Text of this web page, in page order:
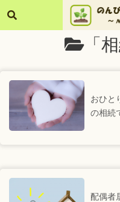
「相
おひと
の相続
配偶者